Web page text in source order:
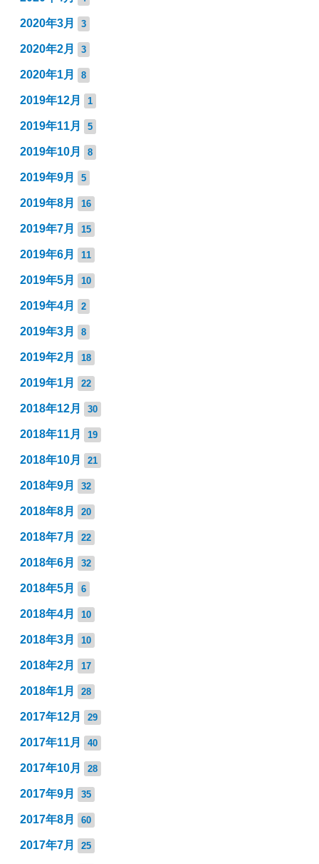
2020年3月 3
2020年2月 3
2020年1月 8
2019年12月 1
2019年11月 5
2019年10月 8
2019年9月 5
2019年8月 16
2019年7月 15
2019年6月 11
2019年5月 10
2019年4月 2
2019年3月 8
2019年2月 18
2019年1月 22
2018年12月 30
2018年11月 19
2018年10月 21
2018年9月 32
2018年8月 20
2018年7月 22
2018年6月 32
2018年5月 6
2018年4月 10
2018年3月 10
2018年2月 17
2018年1月 28
2017年12月 29
2017年11月 40
2017年10月 28
2017年9月 35
2017年8月 60
2017年7月 25